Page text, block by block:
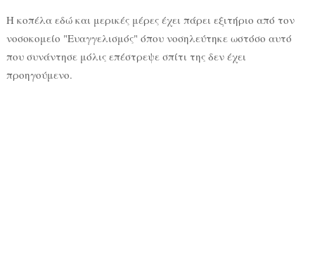
Η κοπέλα εδώ και μερικές μέρες έχει πάρει εξιτήριο από τον
νοσοκομείο "Ευαγγελισμός" όπου νοσηλεύτηκε ωστόσο αυτό
που συνάντησε μόλις επέστρεψε σπίτι της δεν έχει
προηγούμενο.